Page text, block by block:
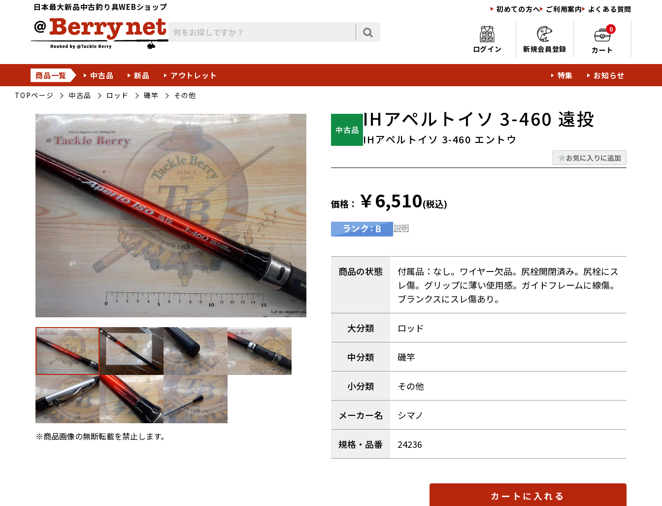
日本最大新品中古釣り具WEBショップ 初めての方へ ご利用案内 よくある質問
ログイン 新規会員登録
0
カート
商品一覧 中古品 新品 アウトレット 特集 お知らせ
TOPページ 中古品 ロッド 磯竿 その他
※商品画像の無断転載を禁止します。
IHアペルトイソ 3-460 遠投
IHアペルトイソ 3-460 エントウ
お気に入りに追加
価格： ￥6,510(税込)
説明
商品の状態
付属品：なし。ワイヤー欠品。尻栓開閉済み。尻栓にス
レ傷。グリップに薄い使用感。ガイドフレームに線傷。
ブランクスにスレ傷あり。
大分類 ロッド
中分類 磯竿
小分類 その他
メーカー名 シマノ
規格・品番 24236
カートに入れる